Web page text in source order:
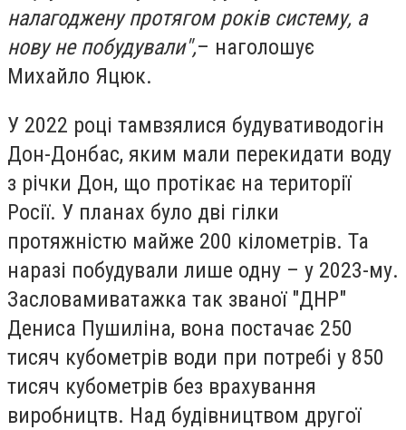
налагоджену протягом років систему, а
нову не побудували",– наголошує
Михайло Яцюк.
У 2022 році тамвзялися будувативодогін
Дон-Донбас, яким мали перекидати воду
з річки Дон, що протікає на території
Росії. У планах було дві гілки
протяжністю майже 200 кілометрів. Та
наразі побудували лише одну – у 2023-му.
Засловамиватажка так званої "ДНР"
Дениса Пушиліна, вона постачає 250
тисяч кубометрів води при потребі у 850
тисяч кубометрів без врахування
виробництв. Над будівництвом другої